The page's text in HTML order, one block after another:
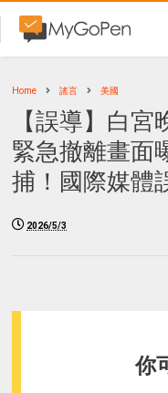
Home 謠言 美國
【誤導】白
緊急撤離畫面
捕！國際媒體
2026/5/3
你